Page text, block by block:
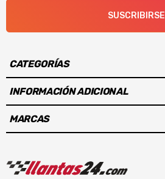
SUSCRIBIRSE
CATEGORÍAS
INFORMACIÓN ADICIONAL
MARCAS